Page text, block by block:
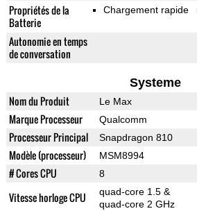
Propriétés de la
Batterie
Chargement rapide
Autonomie en temps
de conversation
Systeme
Nom du Produit Le Max
Marque Processeur Qualcomm
Processeur Principal Snapdragon 810
Modèle (processeur) MSM8994
# Cores CPU 8
Vitesse horloge CPU
quad-core 1.5 &
quad-core 2 GHz